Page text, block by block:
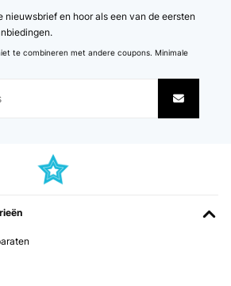
nieuwsbrief en hoor als een van de eersten
te combineren met andere coupons. Minimale